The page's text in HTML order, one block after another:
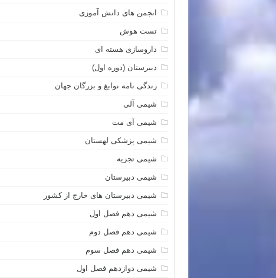
انجمن های دانش آموزی
تست هوش
داروسازی هسته ای
دبیرستان (دوره اول)
زندگی نامه نوابغ و بزرگان جهان
شیمی آلی
شیمی آی مت
شیمی پزشکی لهستان
شیمی تجزیه
شیمی دبیرستان
شیمی دبیرستان های خارج از کشور
شیمی دهم فصل اول
شیمی دهم فصل دوم
شیمی دهم فصل سوم
شیمی دوازدهم فصل اول